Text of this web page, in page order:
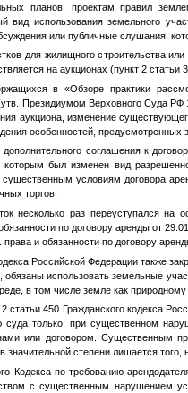
планов, проектам правил
использования земельного
или публичные слушания,
для жилищного строительства
на аукционах (пункт 2 статьи
в «Обзоре практики
Президиумом Верховного Суда РФ
аукциона, изменение
особенностей, предусмотренных
соглашения к
был изменен вид
условиям договора
торгов.
раз переуступался на
по договору аренды от
и обязанности по договору
Российской Федерации также
использовать земельные
в том числе земле как природному
статьи 450 Гражданского кодекса
только: при существенном
или договором. Существенным
значительной степени лишается
Кодекса по требованию
с существенным нарушением